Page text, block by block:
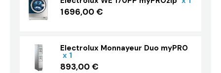
1 696,00 €
Electrolux Monnayeur Duo myPRO
x 1
893,00 €